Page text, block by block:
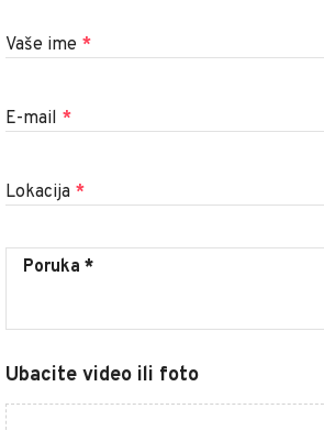
Vaše ime *
E-mail *
Lokacija *
Ubacite video ili foto